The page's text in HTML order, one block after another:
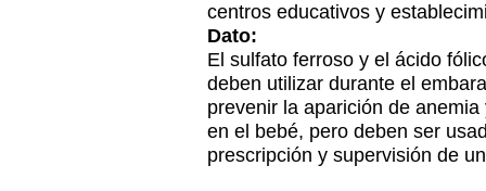
centros educativos y
Dato:
El sulfato ferroso y el ácido
deben utilizar durante el
prevenir la aparición de
en el bebé, pero deben ser
prescripción y supervisión de